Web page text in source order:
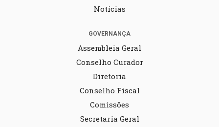
Notícias
GOVERNANÇA
Assembleia Geral
Conselho Curador
Diretoria
Conselho Fiscal
Comissões
Secretaria Geral